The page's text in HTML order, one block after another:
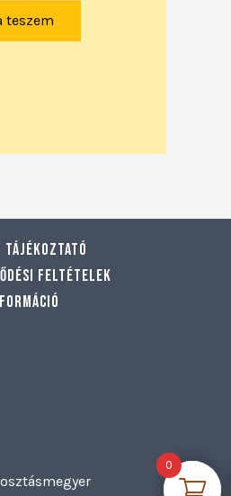
teszem
tájékoztató
feltételek
0
0